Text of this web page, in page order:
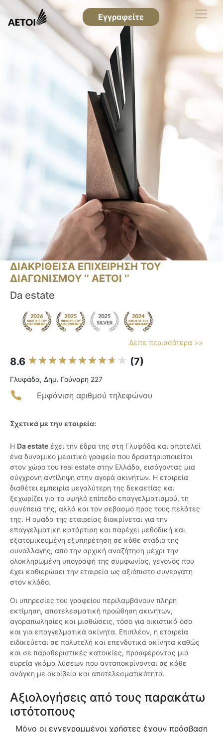
Εγγραφείτε
ΔΙΑΚΡΙΘΕΙΣΑ ΕΠΙΧΕΙΡΗΣΗ ΤΟΥ
ΔΙΑΓΩΝΙΣΜΟΥ ‘’ ΑΕΤΟΙ ‘’
Da estate
Δείτε περισσότερα >>
8.6 (7)
Γλυφάδα, Δημ. Γούναρη 227
Εμφάνιση αριθμού τηλεφώνου
Σχετικά με την εταιρεία:
Η Da estate έχει την έδρα της στη Γλυφάδα και αποτελεί
ένα δυναμικό μεσιτικό γραφείο που δραστηριοποιείται
στον χώρο του real estate στην Ελλάδα, εισάγοντας μια
σύγχρονη αντίληψη στην αγορά ακινήτων. Η εταιρεία
διαθέτει εμπειρία μεγαλύτερη της δεκαετίας και
ξεχωρίζει για το υψηλό επίπεδο επαγγελματισμού, τη
συνέπειά της, αλλά και τον σεβασμό προς τους πελάτες
της. Η ομάδα της εταιρείας διακρίνεται για την
επαγγελματική κατάρτιση και παρέχει μεθοδική και
εξατομικευμένη εξυπηρέτηση σε κάθε στάδιο της
συναλλαγής, από την αρχική αναζήτηση μέχρι την
ολοκληρωμένη υπογραφή της συμφωνίας, γεγονός που
έχει καθιερώσει την εταιρεία ως αξιόπιστο συνεργάτη
στον κλάδο.
Οι υπηρεσίες του γραφείου περιλαμβάνουν πλήρη
εκτίμηση, αποτελεσματική προώθηση ακινήτων,
αγοραπωλησίες και μισθώσεις, τόσο για οικιστικά όσο
και για επαγγελματικά ακίνητα. Επιπλέον, η εταιρεία
ειδικεύεται σε πολυτελή και επενδυτικά ακίνητα καθώς
και σε παραθεριστικές κατοικίες, προσφέροντας μια
ευρεία γκάμα λύσεων που ανταποκρίνονται σε κάθε
ανάγκη με ακρίβεια και αποτελεσματικότητα.
Αξιολογήσεις από τους παρακάτω
ιστότοπους
Μόνο οι εγγεγραμμένοι χρήστες έχουν πρόσβαση